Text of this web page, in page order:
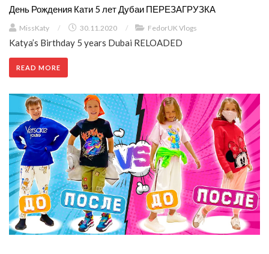
День Рождения Кати 5 лет Дубаи ПЕРЕЗАГРУЗКА
MissKaty / 30.11.2020 / FedorUK Vlogs
Katya’s Birthday 5 years Dubai RELOADED
READ MORE